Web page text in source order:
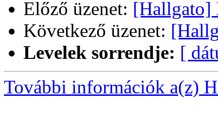
Előző üzenet: [Hallgato]
Következő üzenet:
Levelek sorrendje: [
További információk a(z)